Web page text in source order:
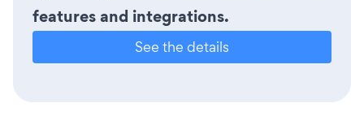
features and integrations.
See the details